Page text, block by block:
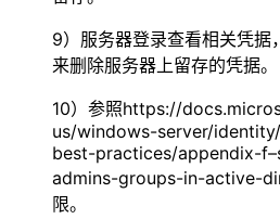
9）服务器登录查看相关凭据
来删除服务器上留存的凭据。
10）参照https://
us/windows-server/
best-practices/appendix-
admins-groups-in-active-
限。